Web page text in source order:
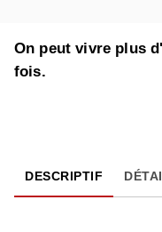
On peut vivre plus
fois.
DESCRIPTIF